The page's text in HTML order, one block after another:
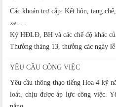
Các khoản trợ cấp: Kết hôn, tang
xe. . .
Ký HĐLĐ, BH và các chế độ khác
Thưởng tháng 13, thưởng các ngày lễ
YÊU CẦU CÔNG VIỆC
Yêu cầu thông thạo tiếng Hoa 4 kỹ
loát, chịu được áp lực công việc.